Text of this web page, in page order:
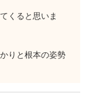
くると思いま
りと根本の姿勢